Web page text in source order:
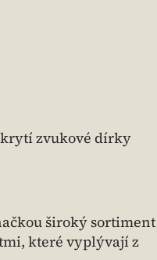
zvukové dírky
široký sortiment
které vyplývají z